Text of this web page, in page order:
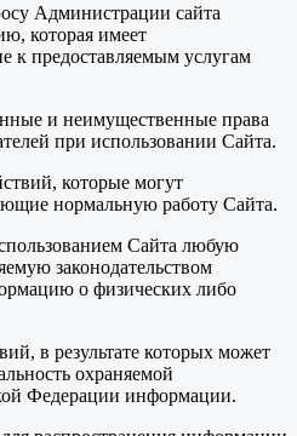
Администрации сайта
которая имеет
к предоставляемым услугам
и неимущественные права
при использовании Сайта.
которые могут
нормальную работу Сайта.
Сайта любую
законодательством
о физических либо
в результате которых может
охраняемой
Федерации информации.